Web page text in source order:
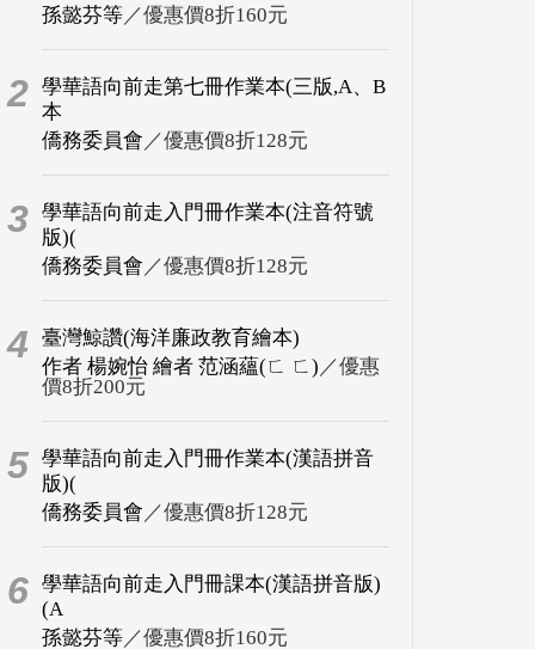
孫懿芬等／優惠價8折160元
2 學華語向前走第七冊作業本(三版,A、B
本
僑務委員會 ／優惠價8折128元
3 學華語向前走入門冊作業本(注音符號
版)(
僑務委員會 ／優惠價8折128元
4
臺灣鯨讚(海洋廉政教育繪本)
作者 楊婉怡 繪者 范涵蘊(ㄈ ㄈ) ／優惠
價8折200元
5 學華語向前走入門冊作業本(漢語拼音
版)(
僑務委員會 ／優惠價8折128元
6 學華語向前走入門冊課本(漢語拼音版)
(A
孫懿芬等／優惠價8折160元